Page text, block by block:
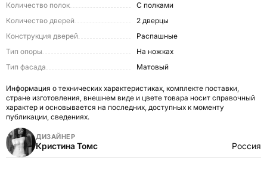
Количество полок
С полками
Количество дверей
2 дверцы
Конструкция дверей
Распашные
Тип опоры
На ножках
Тип фасада
Матовый
Информация о технических характеристиках, комплекте поставки,
стране изготовления, внешнем виде и цвете товара носит справочный
характер и основывается на последних, доступных к моменту
публикации, сведениях.
ДИЗАЙНЕР
Кристина Томс Россия